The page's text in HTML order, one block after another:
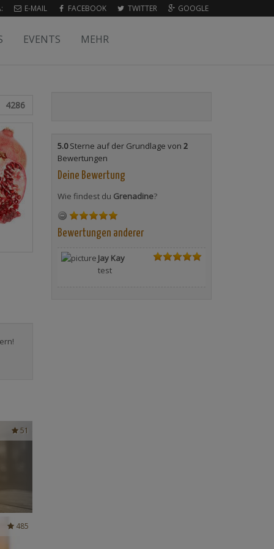
E-MAIL FACEBOOK TWITTER GOOGLE
EVENTS MEHR
4286
51
485
5.0Sterne auf der Grundlage von 2
Bewertungen
Deine Bewertung
Wie findest du Grenadine?
Bewertungen anderer
Jay Kay
test